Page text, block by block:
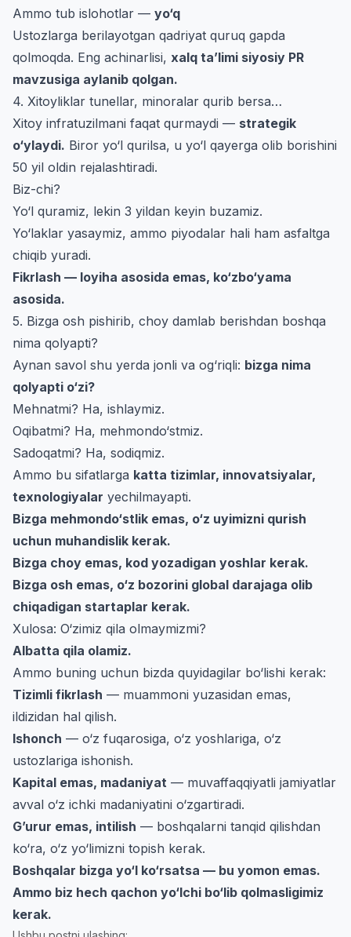
Ammo tub islohotlar — yo‘q
Ustozlarga berilayotgan qadriyat quruq gapda
qolmoqda. Eng achinarlisi, xalq ta’limi siyosiy PR
mavzusiga aylanib qolgan.
4. Xitoyliklar tunellar, minoralar qurib bersa…
Xitoy infratuzilmani faqat qurmaydi — strategik
o‘ylaydi. Biror yo‘l qurilsa, u yo‘l qayerga olib borishini
50 yil oldin rejalashtiradi.
Biz-chi?
Yo‘l quramiz, lekin 3 yildan keyin buzamiz.
Yo‘laklar yasaymiz, ammo piyodalar hali ham asfaltga
chiqib yuradi.
Fikrlash — loyiha asosida emas, ko‘zbo‘yama
asosida.
5. Bizga osh pishirib, choy damlab berishdan boshqa
nima qolyapti?
Aynan savol shu yerda jonli va og‘riqli: bizga nima
qolyapti o‘zi?
Mehnatmi? Ha, ishlaymiz.
Oqibatmi? Ha, mehmondo‘stmiz.
Sadoqatmi? Ha, sodiqmiz.
Ammo bu sifatlarga katta tizimlar, innovatsiyalar,
texnologiyalar yechilmayapti.
Bizga mehmondo‘stlik emas, o‘z uyimizni qurish
uchun muhandislik kerak.
Bizga choy emas, kod yozadigan yoshlar kerak.
Bizga osh emas, o‘z bozorini global darajaga olib
chiqadigan startaplar kerak.
Xulosa: O‘zimiz qila olmaymizmi?
Albatta qila olamiz.
Ammo buning uchun bizda quyidagilar bo‘lishi kerak:
Tizimli fikrlash — muammoni yuzasidan emas,
ildizidan hal qilish.
Ishonch — o‘z fuqarosiga, o‘z yoshlariga, o‘z
ustozlariga ishonish.
Kapital emas, madaniyat — muvaffaqqiyatli jamiyatlar
avval o‘z ichki madaniyatini o‘zgartiradi.
G’urur emas, intilish — boshqalarni tanqid qilishdan
ko‘ra, o‘z yo‘limizni topish kerak.
Boshqalar bizga yo‘l ko‘rsatsa — bu yomon emas.
Ammo biz hech qachon yo‘lchi bo‘lib qolmasligimiz
kerak.